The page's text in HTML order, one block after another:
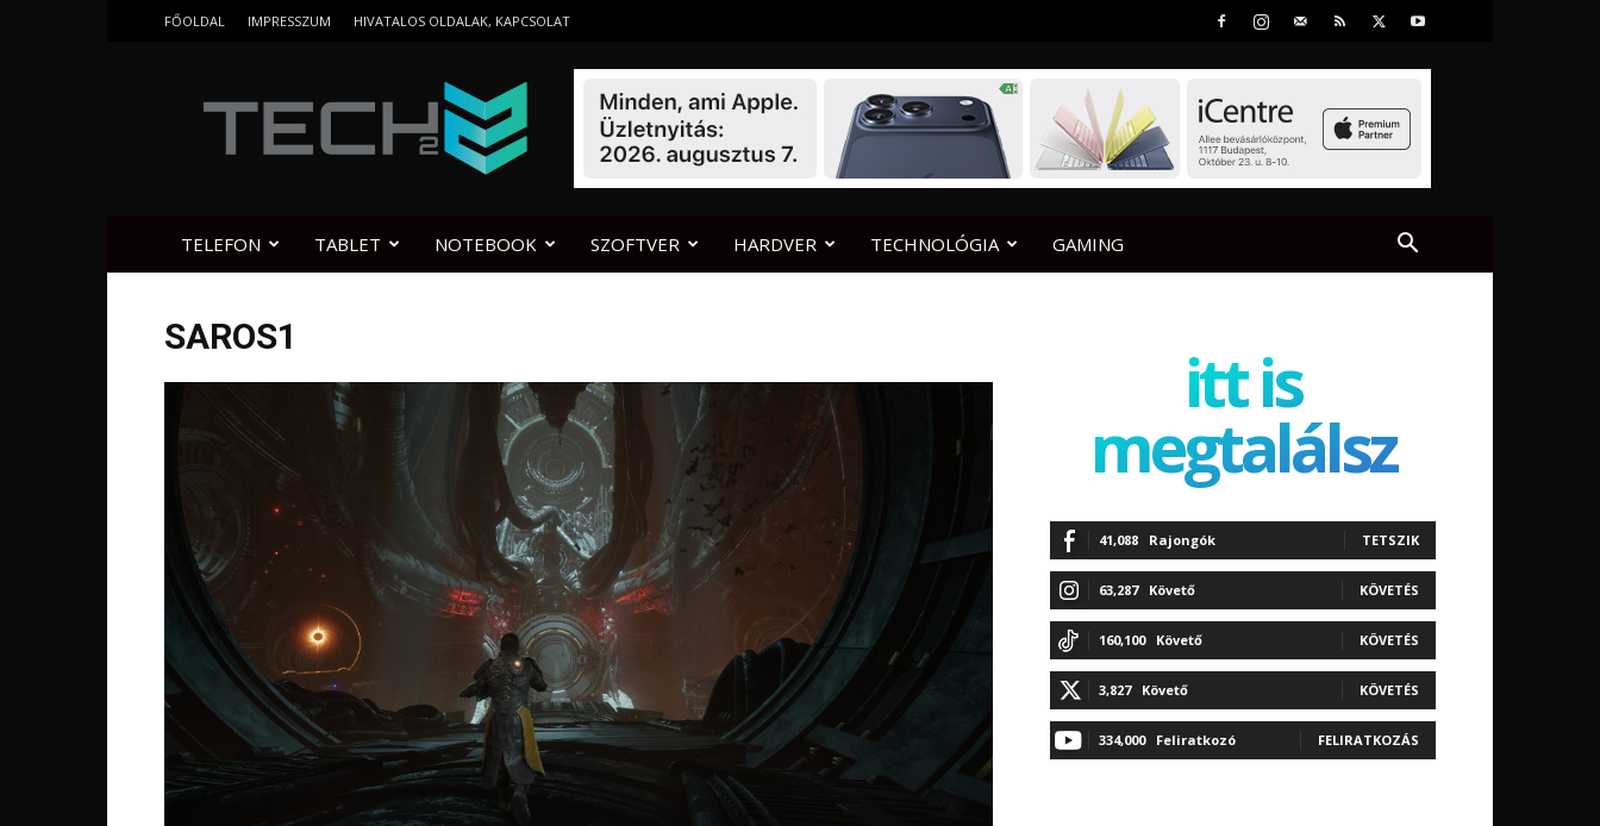
FŐOLDAL IMPRESSZUM HIVATALOS OLDALAK, KAPCSOLAT
TELEFON TABLET NOTEBOOK SZOFTVER HARDVER TECHNOLÓGIA GAMING
SAROS1
itt is
megtalálsz
41,088 Rajongók TETSZIK
63,287 Követő KÖVETÉS
160,100 Követő KÖVETÉS
3,827 Követő KÖVETÉS
334,000 Feliratkozó FELIRATKOZÁS